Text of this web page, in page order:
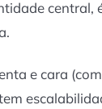
central,
e cara